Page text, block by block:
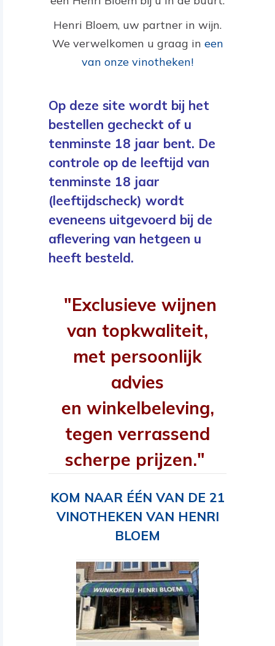
Henri Bloem, uw partner in wijn.
We verwelkomen u graag in een
van onze vinotheken!
Op deze site wordt bij het
bestellen gecheckt of u
tenminste 18 jaar bent. De
controle op de leeftijd van
tenminste 18 jaar
(leeftijdscheck) wordt
eveneens uitgevoerd bij de
aflevering van hetgeen u
heeft besteld.
"Exclusieve wijnen
van topkwaliteit,
met persoonlijk
advies
en winkelbeleving,
tegen verrassend
scherpe prijzen."
KOM NAAR ÉÉN VAN DE 21
VINOTHEKEN VAN HENRI
BLOEM